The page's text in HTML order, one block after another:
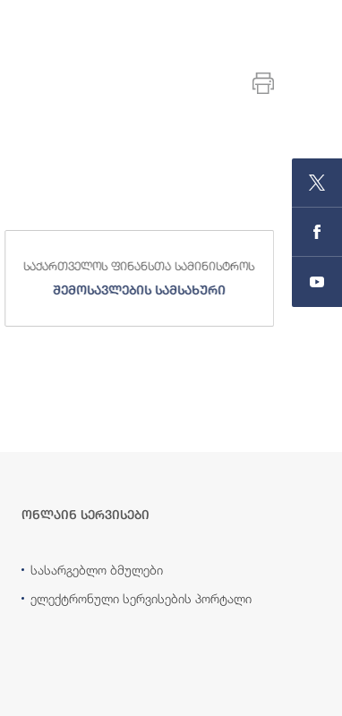
საქართველოს ფინანსთა სამინისტროს
შემოსავლების სამსახური
ონლაინ სერვისები
სასარგებლო ბმულები
ელექტრონული სერვისების პორტალი